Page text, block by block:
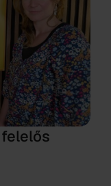
felelős